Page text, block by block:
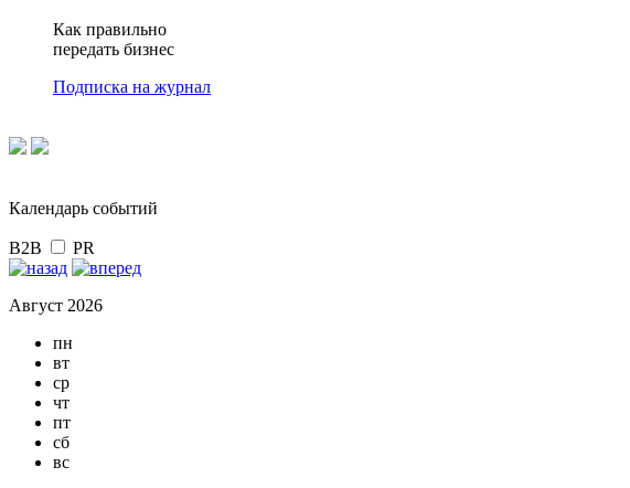
Как правильно
передать бизнес
Подписка на журнал
Календарь событий
B2B PR
Август 2026
пн
вт
ср
чт
пт
сб
вс